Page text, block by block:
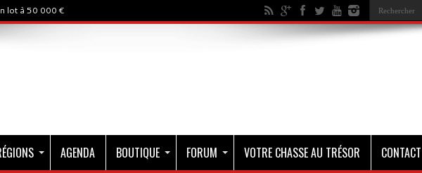
lot à 50 000 €
AGENDA BOUTIQUE FORUM VOTRE CHASSE AU TRÉSOR CONTACT